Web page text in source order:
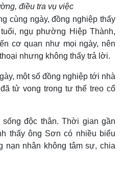
điều tra vụ việc
cùng ngày, đồng nghiệp thấy
ngụ phường Hiệp Thành,
cơ quan như mọi ngày, nên
nhưng không thấy trả lời.
một số đồng nghiệp tới nhà
tử vong trong tư thế treo cổ
độc thân. Thời gian gần
thấy ông Sơn có nhiều biểu
nạn nhân không tâm sự, chia